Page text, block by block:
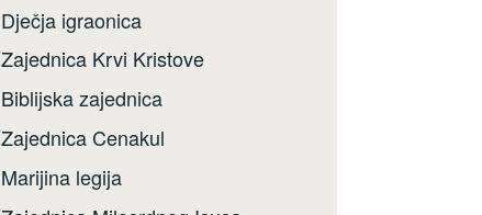
Dječja igraonica
Zajednica Krvi Kristove
Biblijska zajednica
Zajednica Cenakul
Marijina legija